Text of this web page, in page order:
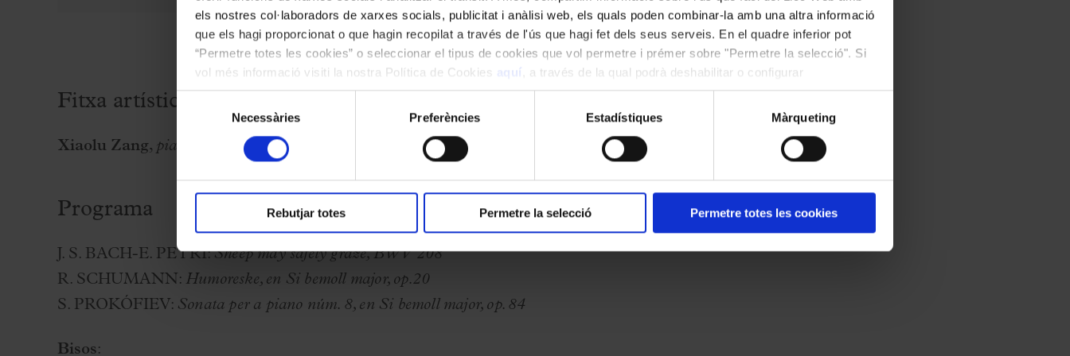
els nostres col·laboradors de xarxes socials, publicitat i anàlisi web, els quals poden combinar-la amb una altra informació
que els hagi proporcionat o que hagin recopilat a través de l'ús que hagi fet dels seus serveis. En el quadre inferior pot
“Permetre totes les cookies” o seleccionar el tipus de cookies que vol permetre i prémer sobre "Permetre la selecció". Si
vol més informació visiti la nostra Política de Cookies aquí
, a través de la qual podrà deshabilitar o configurar
les cookies en qualsevol moment.
Selecció
consentiment
Necessàries Preferències Estadístiques Màrqueting
Rebutjar totes Permetre la selecció Permetre totes les cookies
Fitxa artística
Xiaolu Zang, piano
Programa
J. S. BACH-E. PETRI: Sheep may safely graze, BWV 208
R. SCHUMANN: Humoreske, en Si bemoll major, op.20
S. PROKÓFIEV: Sonata per a piano núm. 8, en Si bemoll major, op. 84
Bisos: